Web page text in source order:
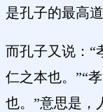
是孔子的最高道
而孔子又说：“
仁之本也。”“
也。”意思是，